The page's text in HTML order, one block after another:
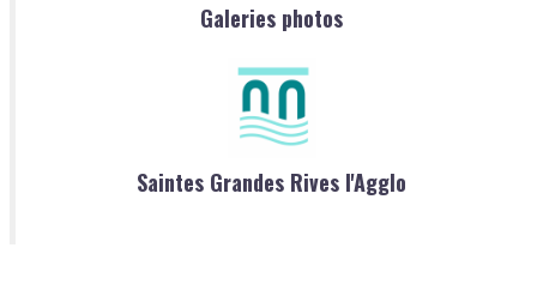
Galeries photos
Saintes Grandes Rives l'Agglo